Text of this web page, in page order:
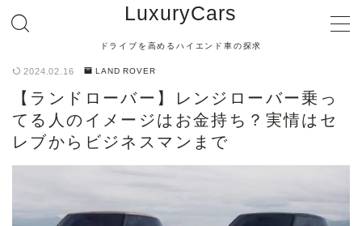
LuxuryCars
ドライブを高めるハイエンド車の探求
【TOYOTA】
【LEXUS】
2024.02.16 LAND ROVER
【ランドローバー】レンジローバー乗っ
てる人のイメージはお金持ち？実情はセ
レブからビジネスマンまで